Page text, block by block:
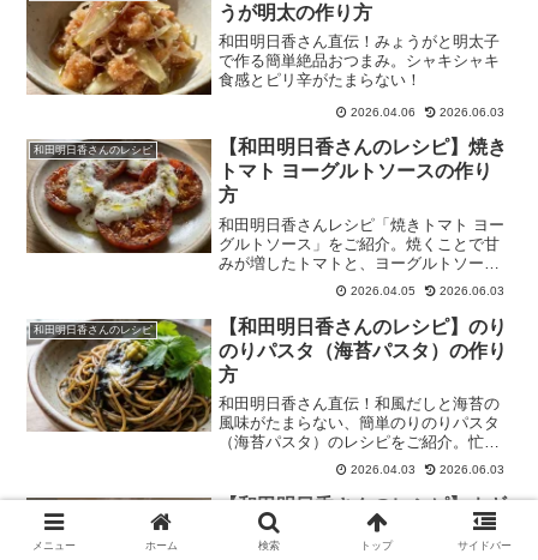
うが明太の作り方
和田明日香さん直伝！みょうがと明太子
で作る簡単絶品おつまみ。シャキシャキ
食感とピリ辛がたまらない！
2026.04.06 2026.06.03
和田明日香さんのレシピ
【和田明日香さんのレシピ】焼き
トマト ヨーグルトソースの作り
方
和田明日香さんレシピ「焼きトマト ヨー
グルトソース」をご紹介。焼くことで甘
みが増したトマトと、ヨーグルトソース
の相性が抜群。簡単でおしゃれな一品で
2026.04.05 2026.06.03
和田明日香さんのレシピ
【和田明日香さんのレシピ】のり
のりパスタ（海苔パスタ）の作り
方
和田明日香さん直伝！和風だしと海苔の
風味がたまらない、簡単のりのりパスタ
（海苔パスタ）のレシピをご紹介。忙し
い日でも手軽に作れます。
2026.04.03 2026.06.03
【和田明日香さんのレシピ】ネギ
塩チキンの作り方
メニュー ホーム 検索 トップ サイドバー